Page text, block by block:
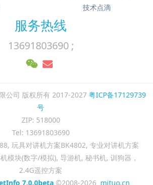
技术点滴
服务热线
13691803690 ;
公司 版权所有 2017-2027 粤ICP备17129739
号
ZIP: 518000
Tel: 13691803690
玩具对讲机方案BK4802, 专业对讲机方案
模块(数字/模拟), 导游机, 秘书机, 训狗器，
2.4G遥控方案
7.0.0beta ©2008-2026 mituo.cn